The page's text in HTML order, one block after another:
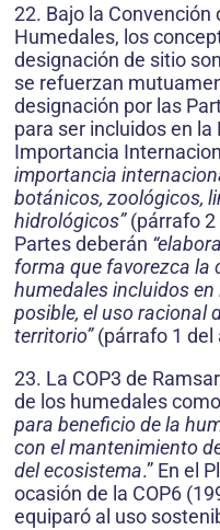
22. Bajo la Convención
Humedales, los
designación de sitio
se refuerzan
designación por las
para ser incluidos en
Importancia
importancia
botánicos, zoológicos,
hidrológicos”(párrafo
Partes deberán
forma que favorezca la
humedales incluidos en
posible, el uso racional
territorio”(párrafo 1 del
23. La COP3 de
de los humedales como
para beneficio de la
con el mantenimiento
del ecosistema.” En el
ocasión de la COP6
equiparó al uso